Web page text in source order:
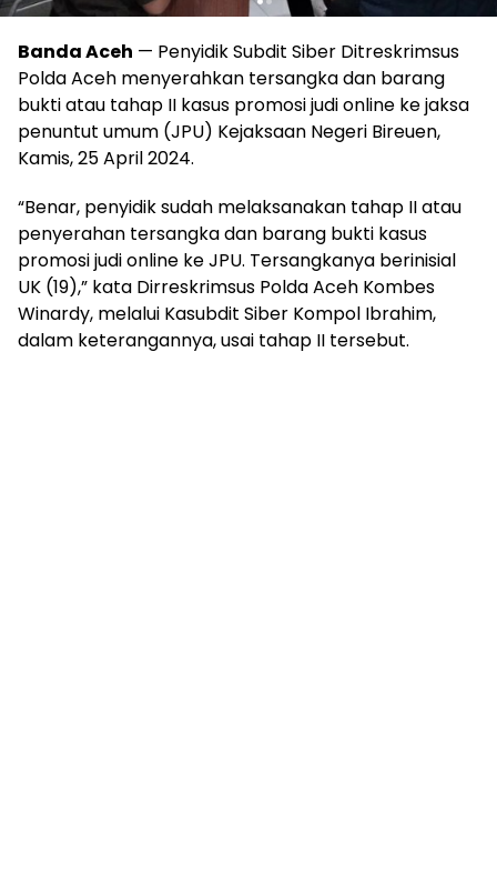
Banda Aceh — Penyidik Subdit Siber Ditreskrimsus
Polda Aceh menyerahkan tersangka dan barang
bukti atau tahap II kasus promosi judi online ke jaksa
penuntut umum (JPU) Kejaksaan Negeri Bireuen,
Kamis, 25 April 2024.
“Benar, penyidik sudah melaksanakan tahap II atau
penyerahan tersangka dan barang bukti kasus
promosi judi online ke JPU. Tersangkanya berinisial
UK (19),” kata Dirreskrimsus Polda Aceh Kombes
Winardy, melalui Kasubdit Siber Kompol Ibrahim,
dalam keterangannya, usai tahap II tersebut.